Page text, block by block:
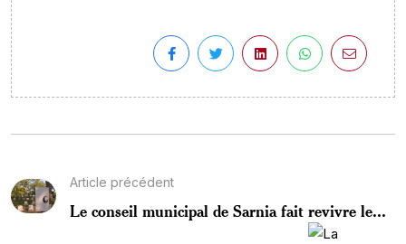
Article précédent
Le conseil municipal de Sarnia fait revivre le...